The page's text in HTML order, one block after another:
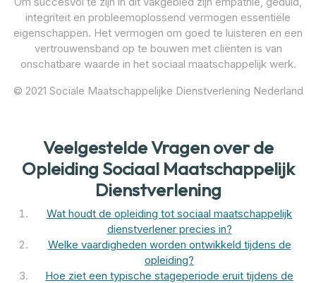
integriteit en probleemoplossend vermogen essentiële
eigenschappen. Het vermogen om goed te luisteren en een
vertrouwensband op te bouwen met cliënten is van
onschatbare waarde in het sociaal maatschappelijk werk.
© 2021 Sociale Maatschappelijke Dienstverlening Nederland
Veelgestelde Vragen over de
Opleiding Sociaal Maatschappelijk
Dienstverlening
Wat houdt de opleiding tot sociaal maatschappelijk
dienstverlener precies in?
Welke vaardigheden worden ontwikkeld tijdens de
opleiding?
Hoe ziet een typische stageperiode eruit tijdens de